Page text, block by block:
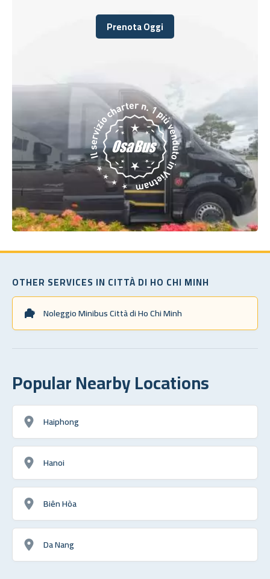
Prenota Oggi
Prenota Oggi
OTHER SERVICES IN CITTÀ DI HO CHI MINH
Noleggio Minibus Città di Ho Chi Minh
Popular Nearby Locations
Haiphong
Hanoi
Biên Hòa
Da Nang